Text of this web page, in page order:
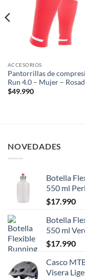
ACCESORIOS
Pantorrillas de
Run 4.0 – Mujer –
$49.990
NOVEDADES
Botella
550 ml
$17.990
Botella
550 ml
$17.990
Casco
Visera